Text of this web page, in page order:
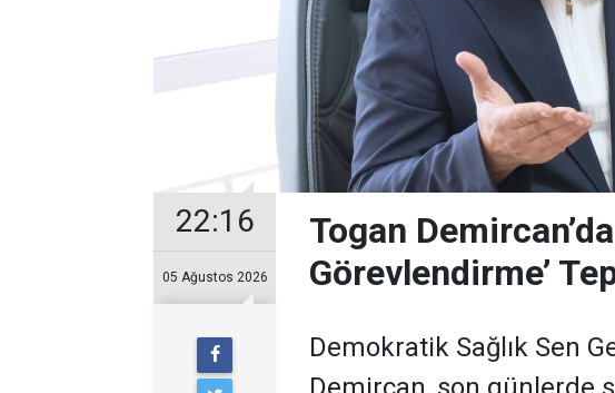
22:16
05 Ağustos 2026
Togan
Görevlendirme’
Demokratik Sağlık Sen